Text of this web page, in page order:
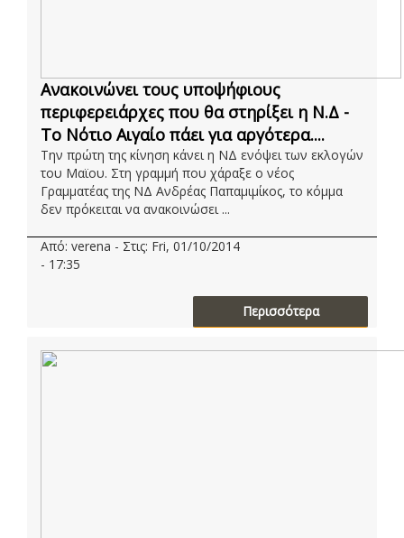
Ανακοινώνει τους υποψήφιους
περιφερειάρχες που θα στηρίξει η Ν.Δ -
Το Νότιο Αιγαίο πάει για αργότερα....
Την πρώτη της κίνηση κάνει η ΝΔ ενόψει των εκλογών
του Μαϊου. Στη γραμμή που χάραξε ο νέος
Γραμματέας της ΝΔ Ανδρέας Παπαμιμίκος, το κόμμα
δεν πρόκειται να ανακοινώσει ...
Από: verena - Στις: Fri, 01/10/2014
- 17:35
Περισσότερα